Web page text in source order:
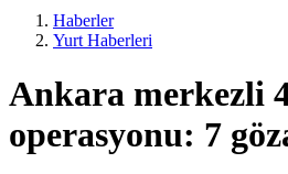
Haberler
Yurt Haberleri
Ankara merkezli
operasyonu: 7